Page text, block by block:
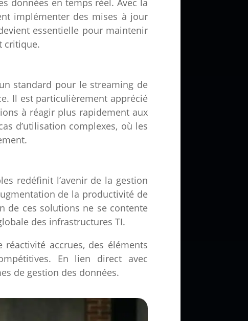
implémenter des mises à jour
essentielle pour maintenir
critique.
standard pour le streaming de
Il est particulièrement apprécié
à réagir plus rapidement aux
d’utilisation complexes, où les
redéfinit l’avenir de la gestion
de la productivité de
de ces solutions ne se contente
des infrastructures TI.
réactivité accrues, des éléments
En lien direct avec
de gestion des données.